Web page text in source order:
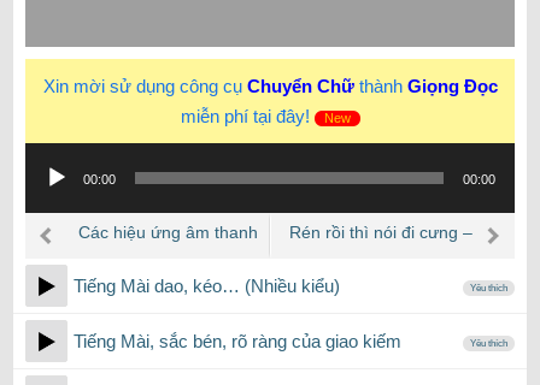
Xin mời sử dụng công cụ Chuyển Chữthành Giọng Đọc
miễn phí tại đây!
New
phát
âm
thanh
00:00 00:00
Các hiệu ứng âm thanh
Rén rồi thì nói đi cưng –
Tiếng Mài dao, kéo… (Nhiều kiểu) Yêu thích
Tiếng Mài, sắc bén, rõ ràng của giao kiếm Yêu thích